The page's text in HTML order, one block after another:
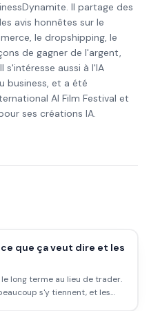
Il partage des
avis honnêtes sur le
le dropshipping, le
de gagner de l'argent,
s'intéresse aussi à l'IA
business, et a été
AI Film Festival et
ses créations IA.
que ça veut dire et les
long terme au lieu de trader.
s'y tiennent, et les